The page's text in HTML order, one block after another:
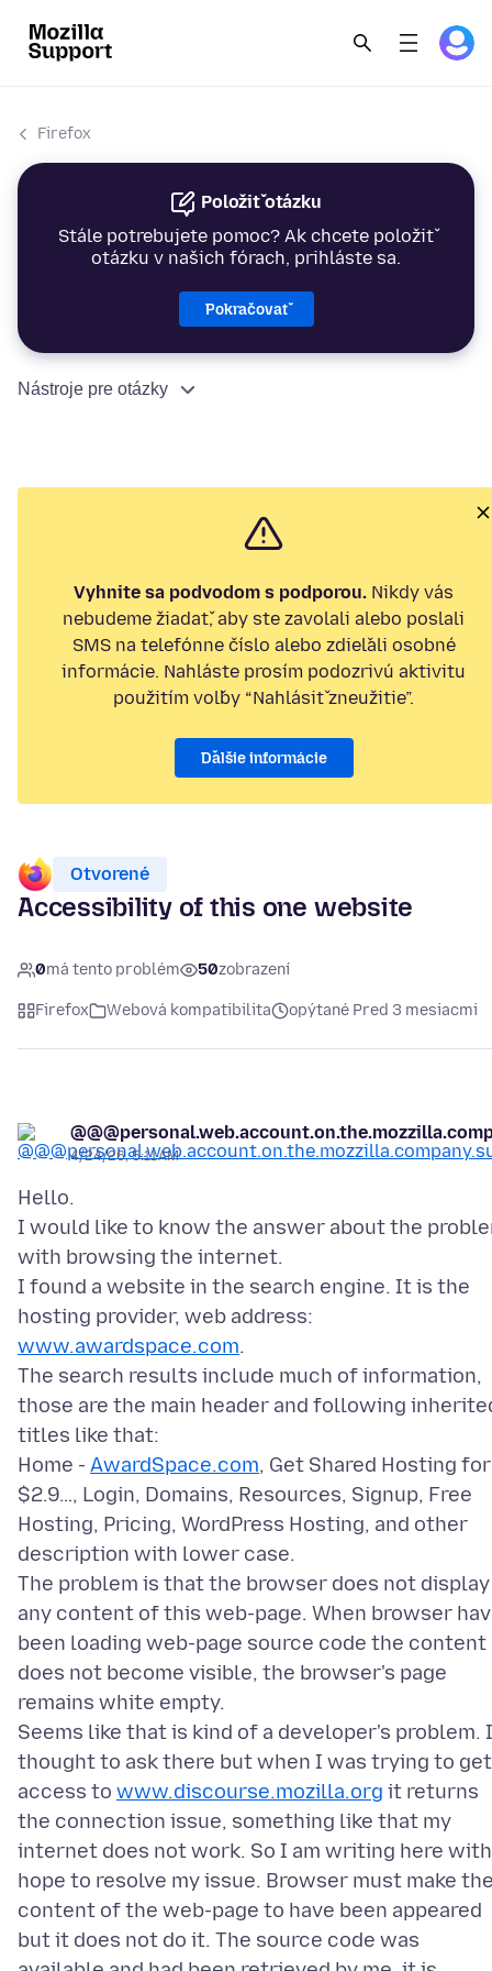
Firefox
Položiť otázku
Stále potrebujete pomoc? Ak chcete položiť
otázku v našich fórach, prihláste sa.
Pokračovať
Nástroje pre otázky
Vyhnite sa podvodom s podporou. Nikdy vás
nebudeme žiadať, aby ste zavolali alebo poslali
SMS na telefónne číslo alebo zdieľali osobné
informácie. Nahláste prosím podozrivú aktivitu
použitím voľby “Nahlásiť zneužitie”.
Ďalšie informácie
Otvorené
Accessibility of this one website
0má tento problém 50zobrazení
Firefox Webová kompatibilita opýtané Pred 3 mesiacmi
4/24/26, 5:11 AM
Hello.
I would like to know the answer about the
with browsing the internet.
I found a website in the search engine. It is the
hosting provider, web address:
www.awardspace.com.
The search results include much of information,
those are the main header and following
titles like that:
Home - AwardSpace.com, Get Shared Hosting for
$2.9…, Login, Domains, Resources, Signup, Free
Hosting, Pricing, WordPress Hosting, and other
description with lower case.
The problem is that the browser does not display
any content of this web-page. When browser
been loading web-page source code the content
does not become visible, the browser's page
remains white empty.
Seems like that is kind of a developer's problem. I
thought to ask there but when I was trying to get
access to www.discourse.mozilla.org it returns
the connection issue, something like that my
internet does not work. So I am writing here with
hope to resolve my issue. Browser must make
content of the web-page to have been appeared
but it does not do it. The source code was